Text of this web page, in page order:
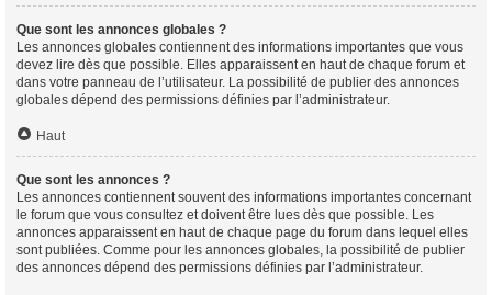
Que sont les annonces globales ?
Les annonces globales contiennent des informations importantes que vous
devez lire dès que possible. Elles apparaissent en haut de chaque forum et
dans votre panneau de l’utilisateur. La possibilité de publier des annonces
globales dépend des permissions définies par l’administrateur.
Haut
Que sont les annonces ?
Les annonces contiennent souvent des informations importantes concernant
le forum que vous consultez et doivent être lues dès que possible. Les
annonces apparaissent en haut de chaque page du forum dans lequel elles
sont publiées. Comme pour les annonces globales, la possibilité de publier
des annonces dépend des permissions définies par l’administrateur.